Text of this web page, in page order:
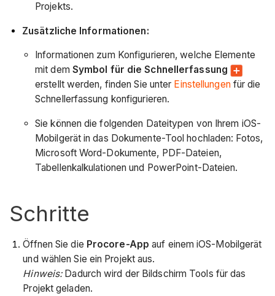
Projekts.
Zusätzliche Informationen:
Informationen zum Konfigurieren, welche Elemente
mit dem Symbol für die Schnellerfassung
erstellt werden, finden Sie unter Einstellungenfür die
Schnellerfassung konfigurieren.
Sie können die folgenden Dateitypen von Ihrem iOS-
Mobilgerät in das Dokumente-Tool hochladen: Fotos,
Microsoft Word-Dokumente, PDF-Dateien,
Tabellenkalkulationen und PowerPoint-Dateien.
Schritte
Öffnen Sie die Procore-App auf einem iOS-Mobilgerät
und wählen Sie ein Projekt aus.
Hinweis:Dadurch wird der Bildschirm Tools für das
Projekt geladen.